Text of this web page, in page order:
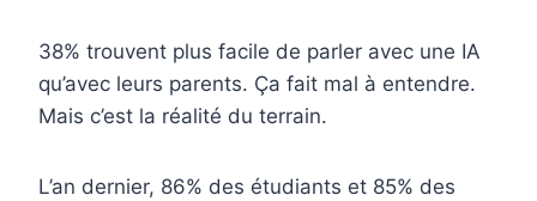
38% trouvent plus facile de parler avec une IA
qu’avec leurs parents. Ça fait mal à entendre.
Mais c’est la réalité du terrain.
L’an dernier, 86% des étudiants et 85% des